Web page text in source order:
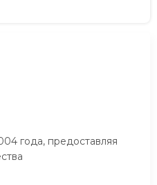
года, предоставляя